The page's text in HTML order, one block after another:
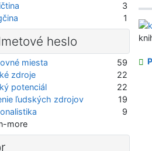
3
1
heslo
miesta
59
zdroje
22
potenciál
22
ľudských zdrojov
19
9
more